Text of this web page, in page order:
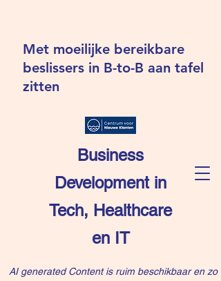
Business
Development in
Tech, Healthcare
en IT
Met moeilijke bereikbare
beslissers in B-to-B aan tafel
zitten
AI generated Content is ruim beschikbaar en zo